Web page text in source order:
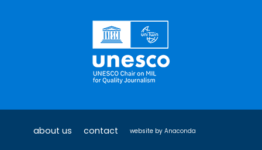
about us contact website by Anaconda